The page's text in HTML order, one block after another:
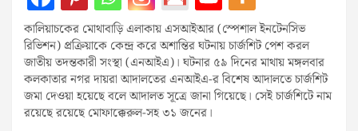
কালিয়াচকের মোথাবাড়ি এলাকায় এসআইআর (স্পেশাল ইনটেনসিভ
রিভিশন) প্রক্রিয়াকে কেন্দ্র করে অশান্তির ঘটনায় চার্জশিট পেশ করল
জাতীয় তদন্তকারী সংস্থা (এনআইএ)। ঘটনার ৫৯ দিনের মাথায় মঙ্গলবার
কলকাতার নগর দায়রা আদালতের এনআইএ-র বিশেষ আদালতে চার্জশিট
জমা দেওয়া হয়েছে বলে আদালত সূত্রে জানা গিয়েছে। সেই চার্জশিটে নাম
রয়েছে রয়েছে মোফাক্কেরুল-সহ ৩১ জনের।